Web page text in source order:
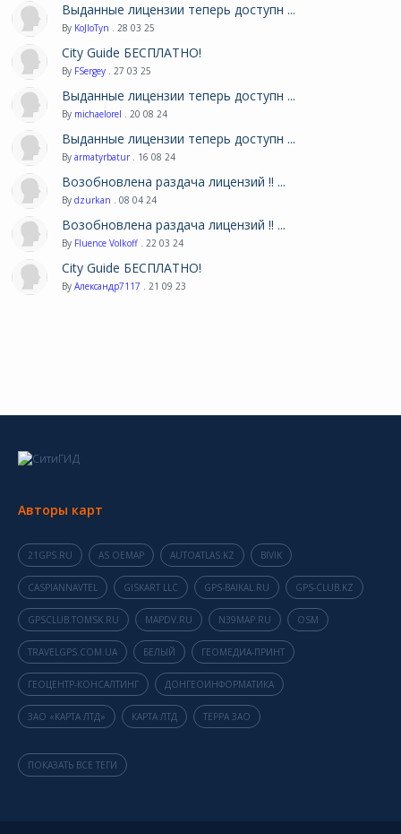
Выданные лицензии теперь доступн ...
By KoJIoTyn . 28 03 25
City Guide БЕСПЛАТНО!
By FSergey . 27 03 25
Выданные лицензии теперь доступн ...
By michaelorel . 20 08 24
Выданные лицензии теперь доступн ...
By armatyrbatur . 16 08 24
Возобновлена раздача лицензий !! ...
By dzurkan . 08 04 24
Возобновлена раздача лицензий !! ...
By Fluence Volkoff . 22 03 24
City Guide БЕСПЛАТНО!
By Александр7117 . 21 09 23
Авторы карт
21GPS.RU AS OEMAP AUTOATLAS.KZ BIVIK
CASPIANNAVTEL GISKART LLC GPS-BAIKAL.RU GPS-CLUB.KZ
GPSCLUB.TOMSK.RU MAPDV.RU N39MAP.RU OSM
TRAVELGPS.COM.UA БЕЛЫЙ ГЕОМЕДИА-ПРИНТ
ГЕОЦЕНТР-КОНСАЛТИНГ ДОНГЕОИНФОРМАТИКА
ЗАО «КАРТА ЛТД» КАРТА ЛТД ТЕРРА ЗАО
ПОКАЗАТЬ ВСЕ ТЕГИ